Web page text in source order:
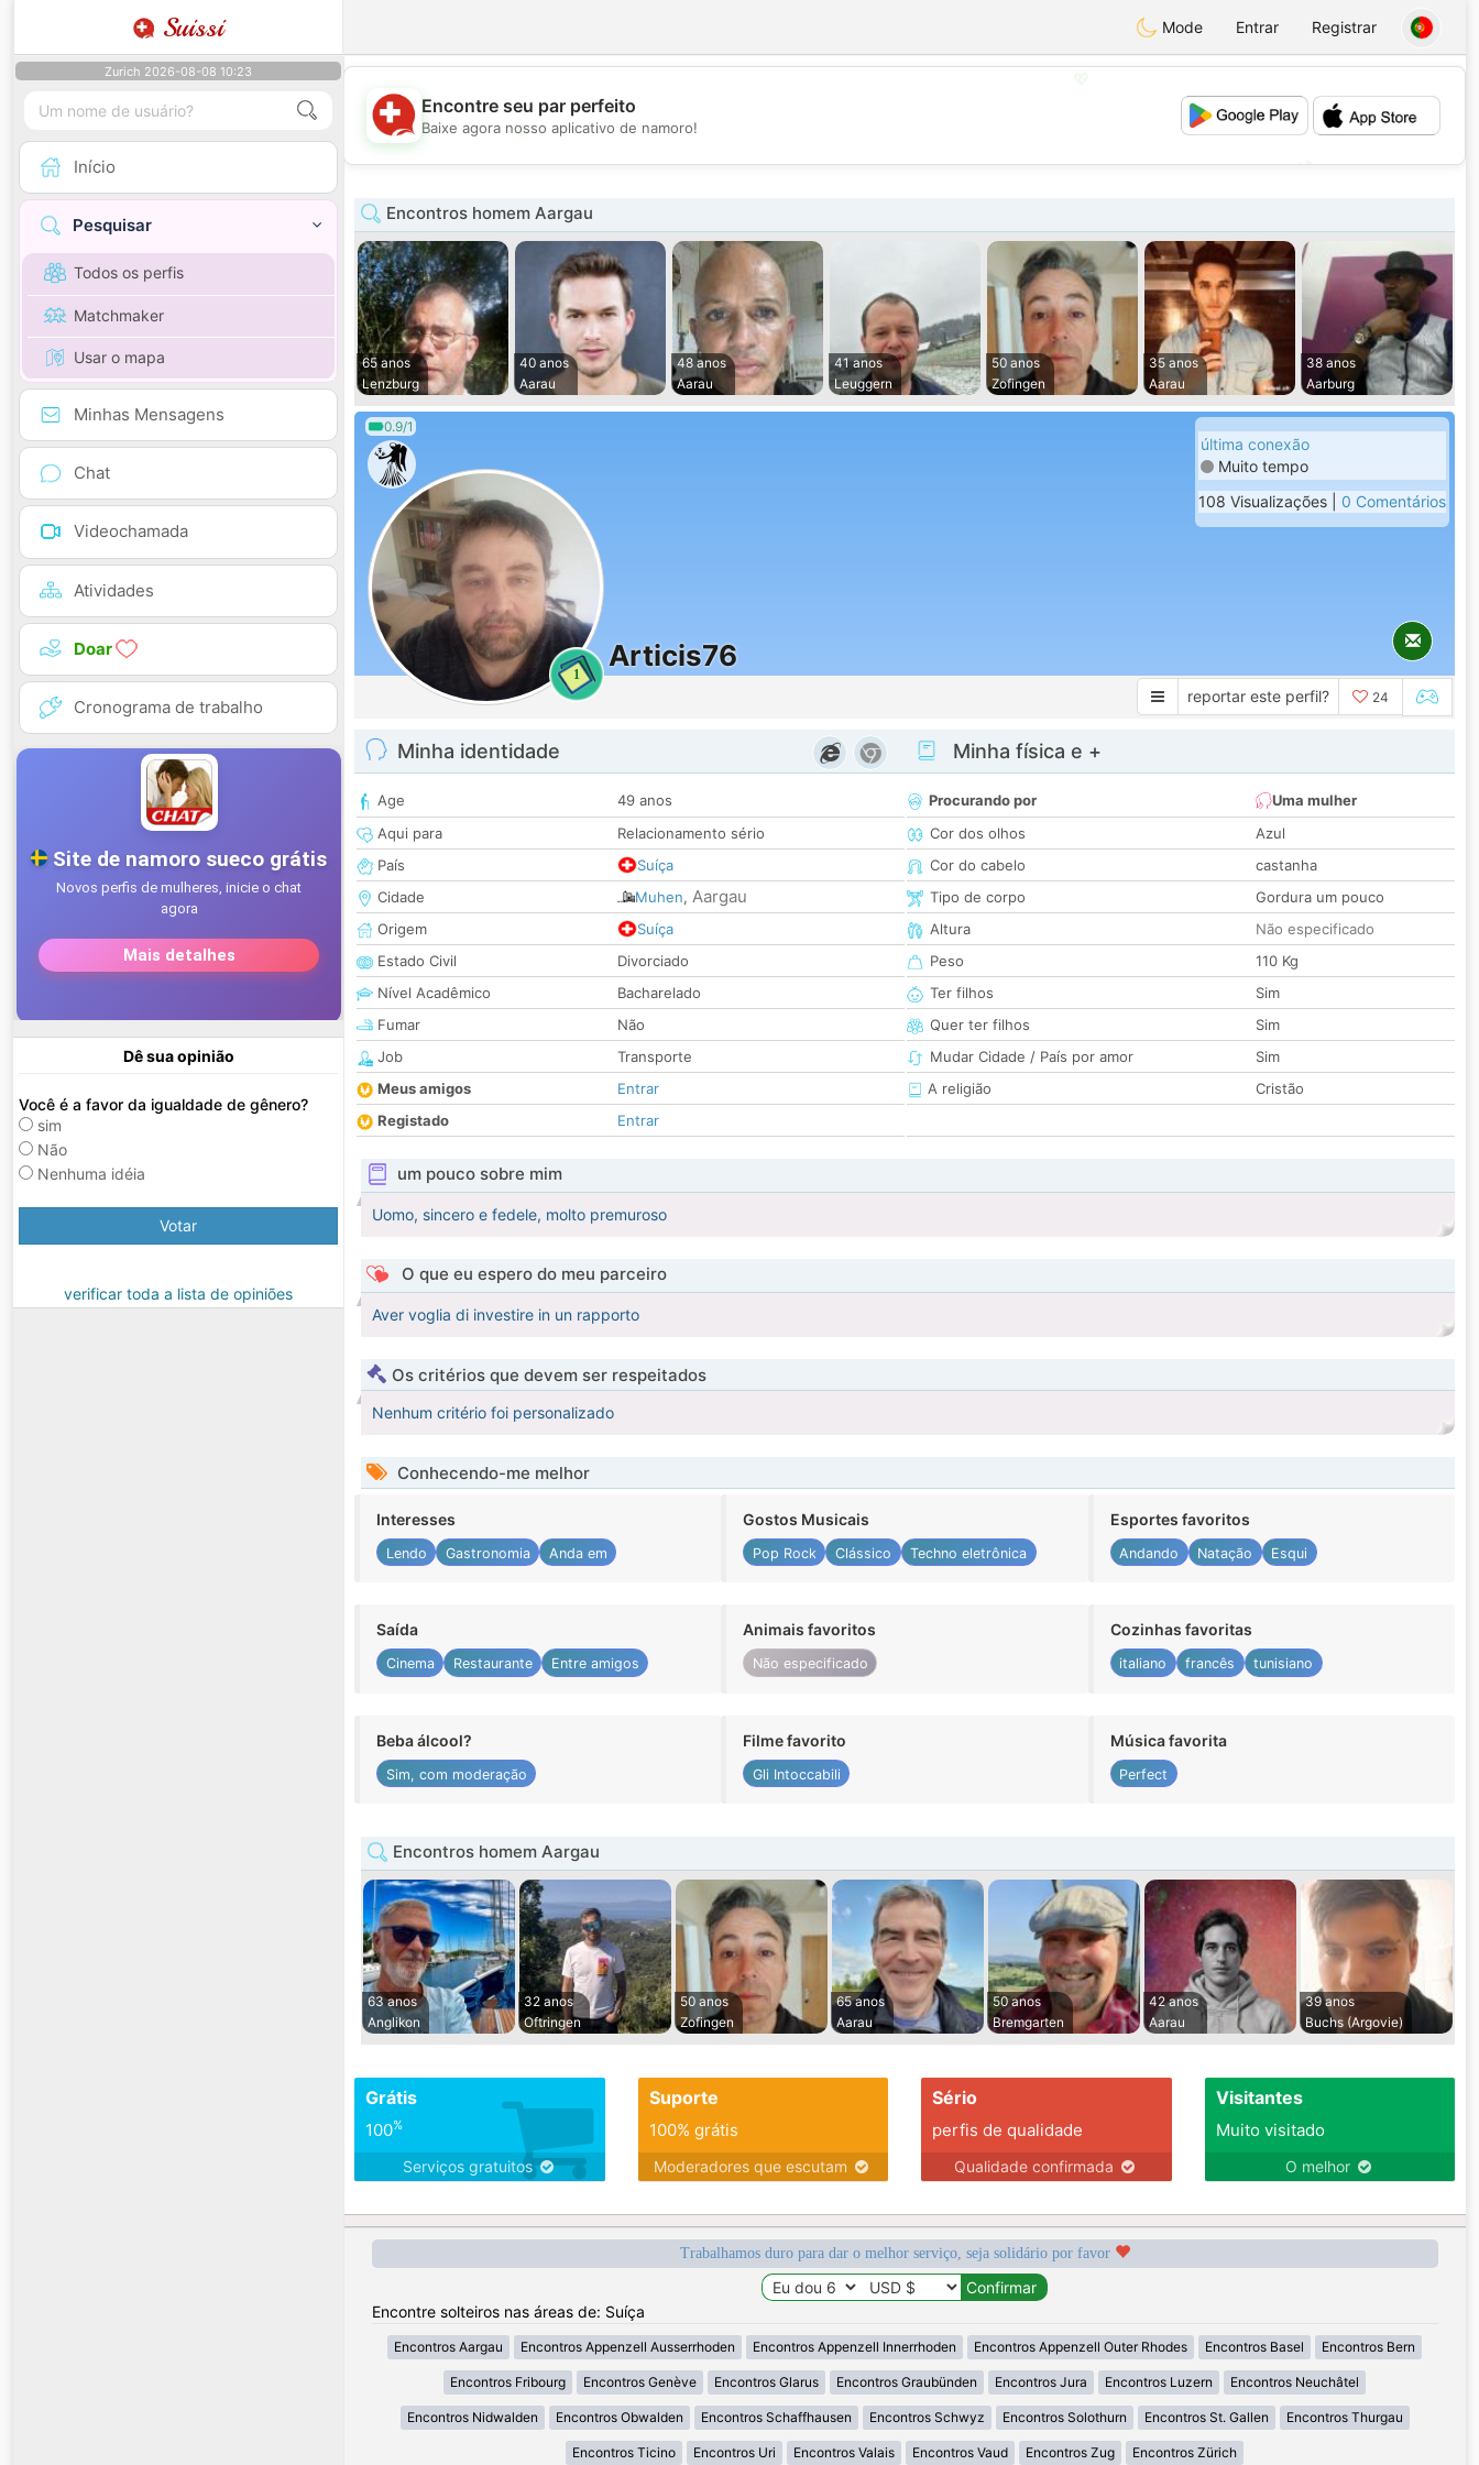
Suissi Mode Entrar Registrar
Zurich 2026-08-08 10:23
Início
Pesquisar
Todos os perfis
Matchmaker
Usar o mapa
Minhas Mensagens
Chat
Videochamada
Atividades
Doar
Cronograma de trabalho
Dê sua opinião
Você é a favor da igualdade de gênero?
sim
Não
Nenhuma idéia
Votar
verificar toda a lista de opiniões
💕
Encontre seu par perfeito
Baixe agora nosso aplicativo de namoro!
Encontros homem Aargau
65 anos
Lenzburg
40 anos
Aarau
48 anos
Aarau
41 anos
Leuggern
50 anos
Zofingen
35 anos
Aarau
38 anos
Aarburg
0.9/1
1
Articis76
última conexão
Muito tempo
108 Visualizações | 0 Comentários
reportar este perfil? 24
Minha identidade
Age
49 anos
Aqui para
Relacionamento sério
País
Suíça
Cidade
Muhen, Aargau
Origem
Suíça
Estado Civil
Divorciado
Nível Acadêmico
Bacharelado
Fumar
Não
Job
Transporte
Meus amigos
Entrar
Registado
Entrar
Minha física e +
Procurando por
Uma mulher
Cor dos olhos
Azul
Cor do cabelo
castanha
Tipo de corpo
Gordura um pouco
Altura
Não especificado
Peso
110 Kg
Ter filhos
Sim
Quer ter filhos
Sim
Mudar Cidade / País por amor
Sim
A religião
Cristão
um pouco sobre mim
Uomo, sincero e fedele, molto premuroso
O que eu espero do meu parceiro
Aver voglia di investire in un rapporto
Os critérios que devem ser respeitados
Nenhum critério foi personalizado
Conhecendo-me melhor
Interesses
Lendo Gastronomia Anda em
Gostos Musicais
Pop Rock Clássico Techno eletrônica
Esportes favoritos
Andando Natação Esqui
Saída
Cinema Restaurante Entre amigos
Animais favoritos
Não especificado
Cozinhas favoritas
italiano francês tunisiano
Beba álcool?
Sim, com moderação
Filme favorito
Gli Intoccabili
Música favorita
Perfect
Encontros homem Aargau
63 anos
Anglikon
32 anos
Oftringen
50 anos
Zofingen
65 anos
Aarau
50 anos
Bremgarten
42 anos
Aarau
39 anos
Buchs (Argovie)
Grátis
100%
Serviços gratuitos
Suporte
100% grátis
Moderadores que escutam
Sério
perfis de qualidade
Qualidade confirmada
Visitantes
Muito visitado
O melhor
Trabalhamos duro para dar o melhor serviço, seja solidário por favor
Encontre solteiros nas áreas de: Suíça
Encontros Aargau Encontros Appenzell Ausserrhoden Encontros Appenzell Innerrhoden Encontros Appenzell Outer Rhodes Encontros Basel Encontros Bern
Encontros Fribourg Encontros Genève Encontros Glarus Encontros Graubünden Encontros Jura Encontros Luzern Encontros Neuchâtel
Encontros Nidwalden Encontros Obwalden Encontros Schaffhausen Encontros Schwyz Encontros Solothurn Encontros St. Gallen Encontros Thurgau
Encontros Ticino Encontros Uri Encontros Valais Encontros Vaud Encontros Zug Encontros Zürich